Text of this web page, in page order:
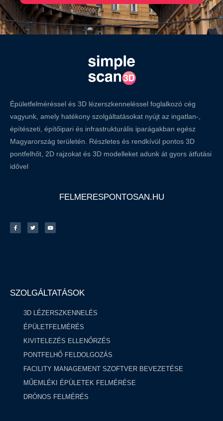
Épületfelméréssel és 3D lézerszkenneléssel foglalkozó cég
vagyunk, amely hatékony szolgáltatásokat nyújt az ingatlan-,
építészeti, építőipari és infrastrukturális iparágakban egész
Magyarország területén. Részletes és rendkívül pontos 3D
pontfelhőt, 2D rajzokat és 3D modelleket adunk át gyors átfutási
idővel
FELMERESPONTOSAN.HU
SZOLGÁLTATÁSOK
3D LÉZERSZKENNELÉS
ÉPÜLETFELMÉRÉS
KIVITELEZÉS ELLENŐRZÉS
PONTFELHŐ FELDOLGOZÁS ​
FACILITY MANAGEMENT SZOFTVER BEVEZETÉSE
MŰEMLÉKI ÉPÜLETEK FELMÉRÉSE
DRÓNOS FELMÉRÉS